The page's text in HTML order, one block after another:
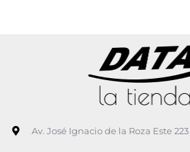
Av. José Ignacio de la Roza Este